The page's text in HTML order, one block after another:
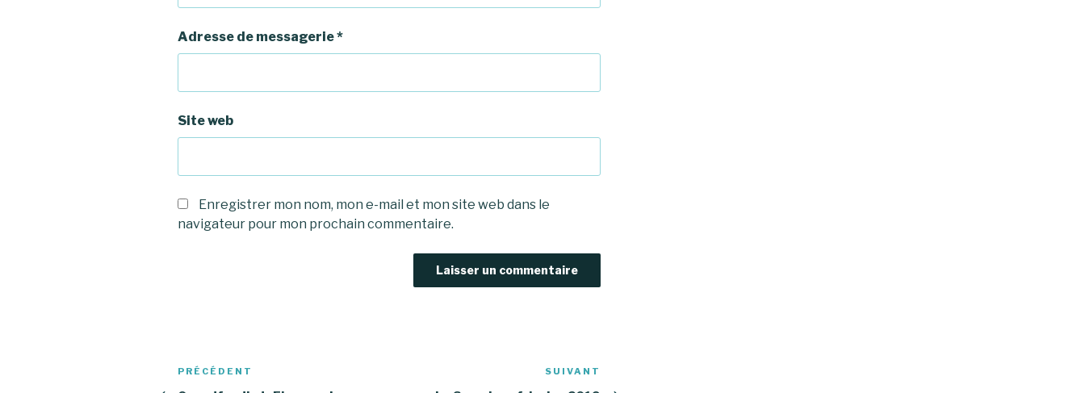
Adresse de messagerie*
Site web
Enregistrer mon nom, mon e-mail et mon site web dans le
navigateur pour mon prochain commentaire.
Navigation
Article
PRÉCÉDENT SUIVANT